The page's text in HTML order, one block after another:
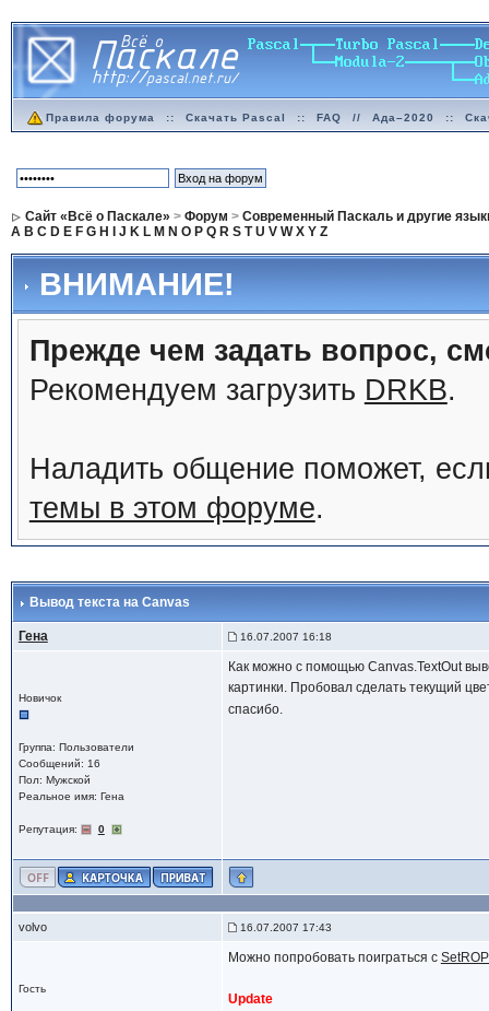
Правила форума :: Скачать Pascal :: FAQ // Ада–2020 ::
Сайт «Всё о Паскале» > Форум > Современный Паскаль и другие
A B C D E F G H J K L M N O P Q R S T U V W X Y Z
ВНИМАНИЕ!
Прежде чем задать вопрос,
Рекомендуем загрузить DRKB.
Наладить общение поможет,
темы в этом форуме.
Вывод текста на Canvas
Гена 16.07.2007 16:18
Новичок
Группа: Пользователи
Сообщений: 16
Пол: Мужской
Реальное имя: Гена
Репутация: 0
Как можно с помощью Canvas.TextOut
картинки. Пробовал сделать текущий
спасибо.
volvo 16.07.2007 17:43
Гость
Можно попробовать поиграться с
Update